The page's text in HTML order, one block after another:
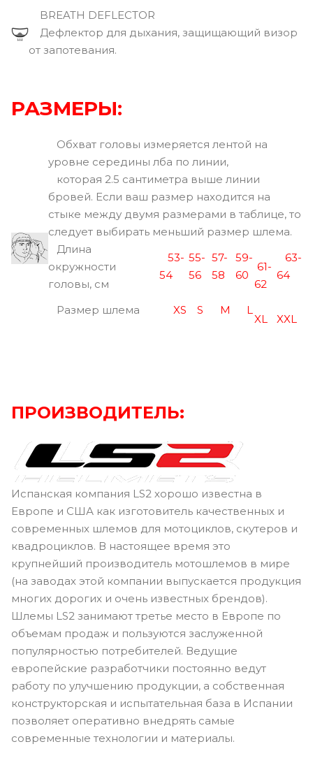
BREATH DEFLECTOR
Дефлектор для дыхания, защищающий визор
от запотевания.
РАЗМЕРЫ:
Обхват головы измеряется лентой на
уровне середины лба по линии,
которая 2.5 сантиметра выше линии
бровей. Если ваш размер находится на
стыке между двумя размерами в таблице, то
следует выбирать меньший размер шлема.
Длина
окружности
головы, см
53-
54
55-
56
57-
58
59-
60
61-
62
63-
64
Размер шлема XS S M L
XL XXL
ПРОИЗВОДИТЕЛЬ:
Испанская компания LS2 хорошо известна в
Европе и США как изготовитель качественных и
современных шлемов для мотоциклов, скутеров и
квадроциклов. В настоящее время это
крупнейший производитель мотошлемов в мире
(на заводах этой компании выпускается продукция
многих дорогих и очень известных брендов).
Шлемы LS2 занимают третье место в Европе по
объемам продаж и пользуются заслуженной
популярностью потребителей. Ведущие
европейские разработчики постоянно ведут
работу по улучшению продукции, а собственная
конструкторская и испытательная база в Испании
позволяет оперативно внедрять самые
современные технологии и материалы.